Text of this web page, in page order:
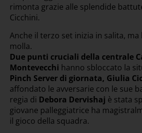
rimonta grazie alle splendide
Cicchini.
Anche il terzo set inizia in salita, ma
molla.
Due punti cruciali della centrale
Montevecchi hanno sbloccato la
Pinch Server di giornata, Giulia
affondato le avversarie con le sue
regia di Debora Dervishaj è stata
giovane palleggiatrice ha
il gioco della squadra.